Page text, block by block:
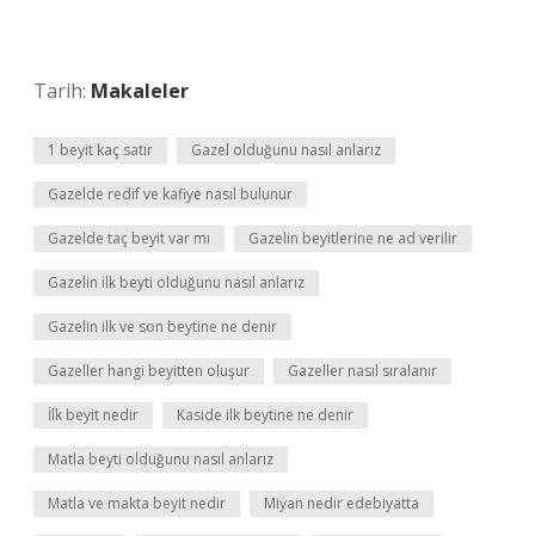
Tarih: Makaleler
1 beyit kaç satır Gazel olduğunu nasıl anlarız
Gazelde redif ve kafiye nasıl bulunur
Gazelde taç beyit var mı Gazelin beyitlerine ne ad verilir
Gazelin ilk beyti olduğunu nasıl anlarız
Gazelin ilk ve son beytine ne denir
Gazeller hangi beyitten oluşur Gazeller nasıl sıralanır
İlk beyit nedir Kaside ilk beytine ne denir
Matla beyti olduğunu nasıl anlarız
Matla ve makta beyit nedir Miyan nedir edebiyatta